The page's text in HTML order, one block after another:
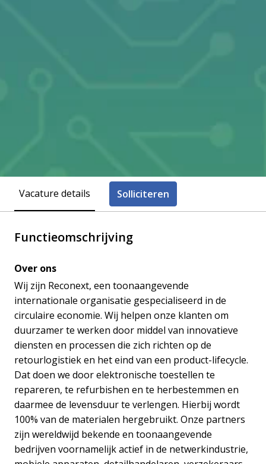
Vacature details Solliciteren
Functieomschrijving
Over ons
Wij zijn Reconext, een toonaangevende
internationale organisatie gespecialiseerd in de
circulaire economie. Wij helpen onze klanten om
duurzamer te werken door middel van innovatieve
diensten en processen die zich richten op de
retourlogistiek en het eind van een product-lifecycle.
Dat doen we door elektronische toestellen te
repareren, te refurbishen en te herbestemmen en
daarmee de levensduur te verlengen. Hierbij wordt
100% van de materialen hergebruikt. Onze partners
zijn wereldwijd bekende en toonaangevende
bedrijven voornamelijk actief in de netwerkindustrie,